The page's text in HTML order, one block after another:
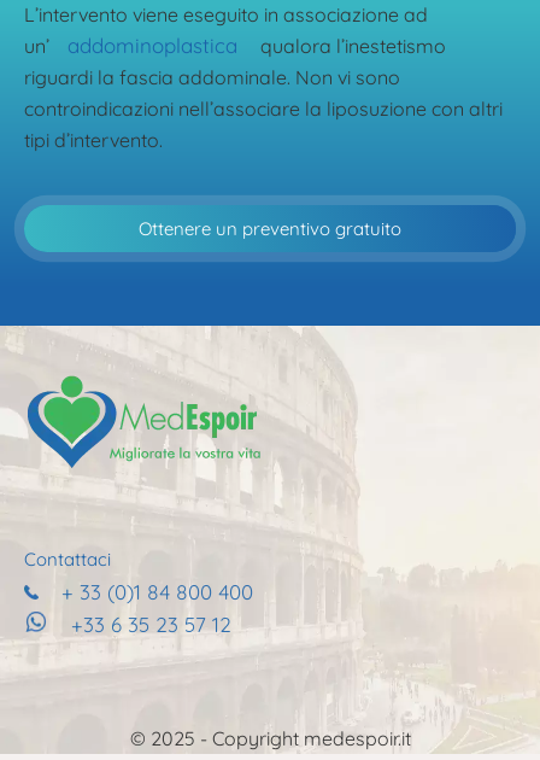
L’intervento viene eseguito in associazione ad
un’
addominoplastica
qualora l’inestetismo
riguardi la fascia addominale. Non vi sono
controindicazioni nell’associare la liposuzione con altri
tipi d’intervento.
Ottenere un preventivo gratuito
Contattaci
+ 33 (0)1 84 800 400
+33 6 35 23 57 12
© 2025 - Copyright medespoir.it